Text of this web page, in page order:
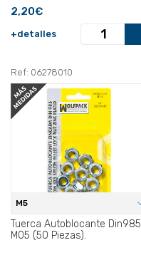
2,20€
+detalles
Ref: 06278010
M5
Tuerca Autoblocante Din985
M05 (50 Piezas).